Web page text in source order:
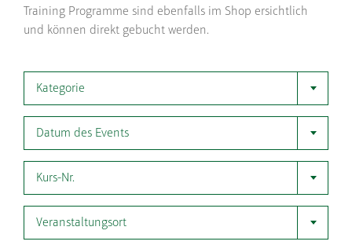
Training Programme sind ebenfalls im Shop ersichtlich
und können direkt gebucht werden.
Kategorie
Datum des Events
Kurs-Nr.
Veranstaltungsort